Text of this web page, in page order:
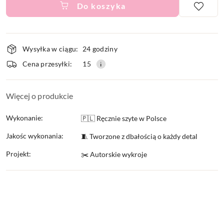
Do koszyka
i
dostawa
Wysyłka w ciągu:
24 godziny
Cena przesyłki:
15
Więcej o produkcie
Wykonanie: 🇵🇱 Ręcznie szyte w Polsce
Jakośc wykonania: 🧵 Tworzone z dbałością o każdy detal
Projekt: ✂️ Autorskie wykroje